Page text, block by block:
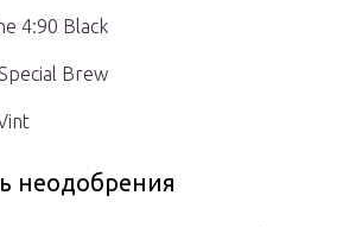
4:90 Black
Brew
неодобрения